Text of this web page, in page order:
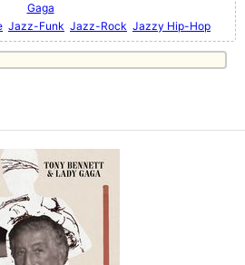
Gaga
Jazz-Funk Jazz-Rock Jazzy Hip-Hop